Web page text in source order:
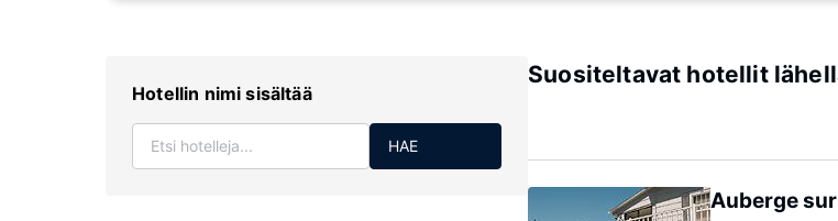
Hotellin nimi sisältää
HAE
Suositeltavat hotellit
Auberge